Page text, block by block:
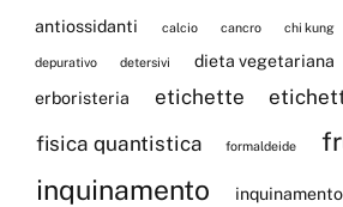
antiossidanti calcio cancro chi kung
depurativo detersivi dieta vegetariana
erboristeria etichette
fisica quantistica
formaldeide
inquinamento